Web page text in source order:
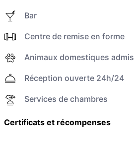
Bar
Centre de remise en forme
Animaux domestiques admis
Réception ouverte 24h/24
Services de chambres
Certificats et récompenses